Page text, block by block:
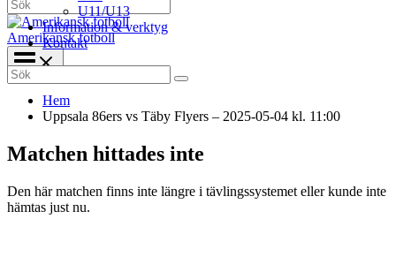
Amerikansk fotboll
U11/U13
Information & verktyg
Kontakt
Search
for:
Hem
Uppsala 86ers vs Täby Flyers – 2025-05-04 kl. 11:00
Matchen hittades inte
Den här matchen finns inte längre i tävlingssystemet eller kunde inte
hämtas just nu.